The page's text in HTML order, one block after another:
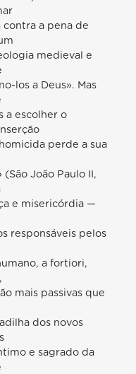
contra a pena de
medieval e
los a Deus». Mas
a escolher o
perde a sua
João Paulo II,
e misericórdia —
responsáveis pelos
a fortiori,
mais passivas que
dos novos
e sagrado da